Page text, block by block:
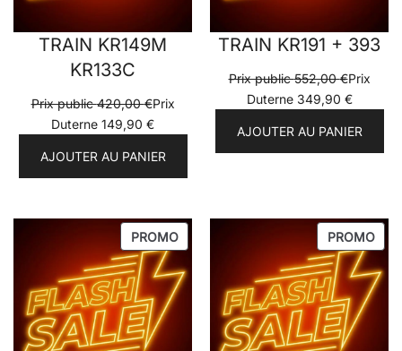
TRAIN KR149M
KR133C
Prix public420,00€Prix
Duterne 149,90 €
AJOUTER AU PANIER
TRAIN KR191 + 393
Prix public552,00€Prix
Duterne 349,90 €
AJOUTER AU PANIER
PROMOPRODUIT
PROMOTION
PROMO